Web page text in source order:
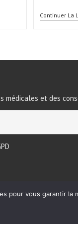
Continuer La
médicales et des
pour vous garantir